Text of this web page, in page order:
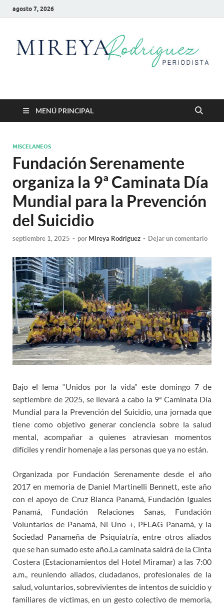
agosto 7, 2026
Mireya Rodriguez
MENÚ PRINCIPAL
MISCELANEOS
Fundación Serenamente
organiza la 9ª Caminata Día
Mundial para la Prevención
del Suicidio
septiembre 1, 2025 - por Mireya Rodriguez - Dejar un comentario
Bajo el lema “Unidos por la vida” este domingo 7 de
septiembre de 2025, se llevará a cabo la 9ª Caminata Día
Mundial para la Prevención del Suicidio, una jornada que
tiene como objetivo generar conciencia sobre la salud
mental, acompañar a quienes atraviesan momentos
difíciles y rendir homenaje a las personas que ya no están.
Organizada por Fundación Serenamente desde el año
2017 en memoria de Daniel Martinelli Bennett, este año
con el apoyo de Cruz Blanca Panamá, Fundación Iguales
Panamá, Fundación Relaciones Sanas, Fundación
Voluntarios de Panamá, Ni Uno +, PFLAG Panamá, y la
Sociedad Panameña de Psiquiatría, entre otros aliados
que se han sumado este año.La caminata saldrá de la Cinta
Costera (Estacionamientos del Hotel Miramar) a las 7:00
a.m., reuniendo aliados, ciudadanos, profesionales de la
salud, voluntarios, sobrevivientes de intentos de suicidio y
familiares de víctimas, en un gesto colectivo de memoria,